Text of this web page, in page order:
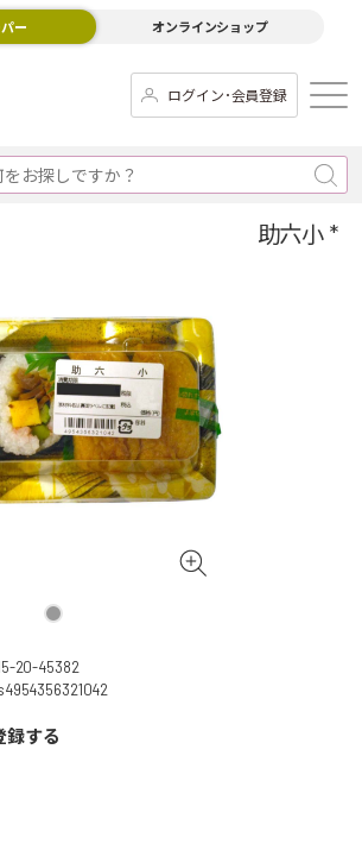
ー オンラインショップ
ログイン･会員登録
助六小 *
20-45382
録する